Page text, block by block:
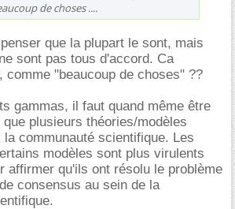
de choses ....
que la plupart le sont, mais
sont pas tous d'accord. Ca
comme "beaucoup de choses" ??
gammas, il faut quand même être
plusieurs théories/modèles
communauté scientifique. Les
modèles sont plus virulents
affirmer qu'ils ont résolu le problème
consensus au sein de la